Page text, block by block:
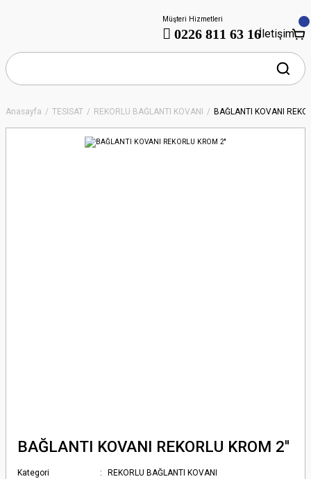
Müşteri Hizmetleri
0226 811 63 16İletişim
Anasayfa TESİSAT REKORLU BAĞLANTI KOVANI BAĞLANTI KOVANI
BAĞLANTI KOVANI REKORLU KROM 2''
Kategori
REKORLU BAĞLANTI KOVANI